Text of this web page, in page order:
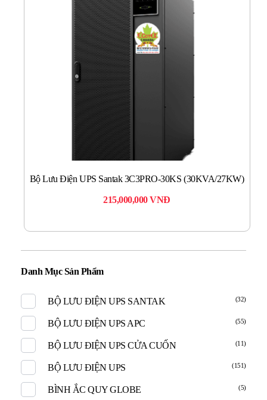
Bộ Lưu Điện UPS Santak 3C3PRO-30KS (30KVA/27KW)
215,000,000VNĐ
Danh Mục Sản Phẩm
BỘ LƯU ĐIỆN UPS SANTAK (32)
BỘ LƯU ĐIỆN UPS APC (55)
BỘ LƯU ĐIỆN UPS CỬA CUỐN (11)
BỘ LƯU ĐIỆN UPS (151)
BÌNH ẮC QUY GLOBE (5)